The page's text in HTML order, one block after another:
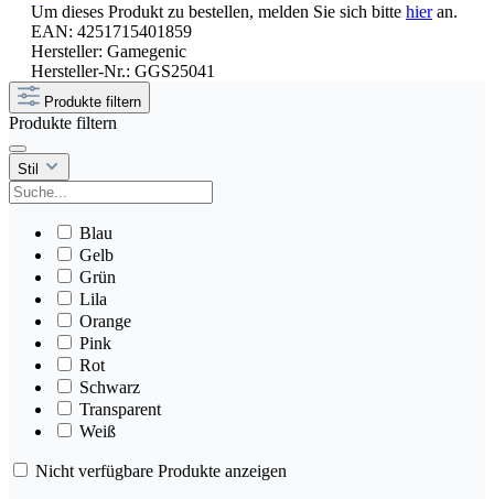
Um dieses Produkt zu bestellen, melden Sie sich bitte hieran.
EAN: 4251715401859
Hersteller: Gamegenic
Hersteller-Nr.: GGS25041
Produkte filtern
Produkte filtern
Stil
Blau
Gelb
Grün
Lila
Orange
Pink
Rot
Schwarz
Transparent
Weiß
Nicht verfügbare Produkte anzeigen